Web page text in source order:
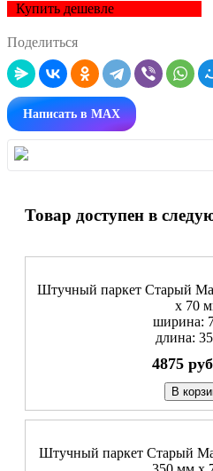
Купить дешевле
Поделиться
Написать в MAX
Товар доступен в
Штучный паркет Старый
х 70
ширина:
длина:
4875
В
Штучный паркет Старый